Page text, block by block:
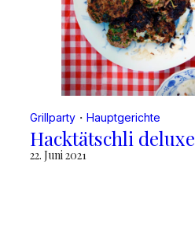
Grillparty ・ Hauptgerichte
Hacktätschli deluxe
22. Juni 2021